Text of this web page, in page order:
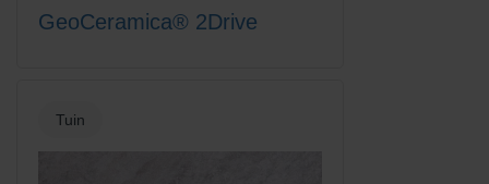
GeoCeramica® 2Drive
Tuin